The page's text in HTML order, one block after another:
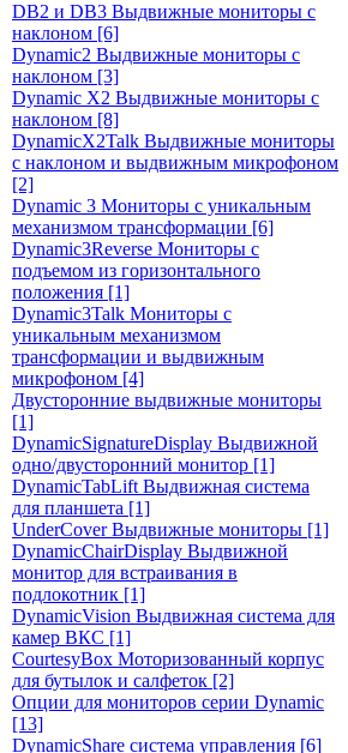
DB2 и DB3 Выдвижные мониторы с
наклоном [6]
Dynamic2 Выдвижные мониторы с
наклоном [3]
Dynamic X2 Выдвижные мониторы с
наклоном [8]
DynamicX2Talk Выдвижные мониторы
с наклоном и выдвижным микрофоном
[2]
Dynamic 3 Мониторы с уникальным
механизмом трансформации [6]
Dynamic3Reverse Мониторы с
подъемом из горизонтального
положения [1]
Dynamic3Talk Мониторы с
уникальным механизмом
трансформации и выдвижным
микрофоном [4]
Двусторонние выдвижные мониторы
[1]
DynamicSignatureDisplay Выдвижной
одно/двусторонний монитор [1]
DynamicTabLift Выдвижная система
для планшета [1]
UnderCover Выдвижные мониторы [1]
DynamicChairDisplay Выдвижной
монитор для встраивания в
подлокотник [1]
DynamicVision Выдвижная система для
камер ВКС [1]
CourtesyBox Моторизованный корпус
для бутылок и салфеток [2]
Опции для мониторов серии Dynamic
[13]
DynamicShare система управления [6]